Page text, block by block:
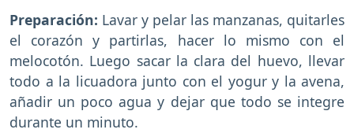
Preparación: Lavar y pelar las manzanas, quitarles
el corazón y partirlas, hacer lo mismo con el
melocotón. Luego sacar la clara del huevo, llevar
todo a la licuadora junto con el yogur y la avena,
añadir un poco agua y dejar que todo se integre
durante un minuto.